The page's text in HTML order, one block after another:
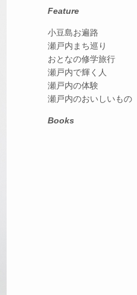
Feature
小豆島お遍路
瀬戸内まち巡り
おとなの修学旅行
瀬戸内で輝く人
瀬戸内の体験
瀬戸内のおいしいもの
Books